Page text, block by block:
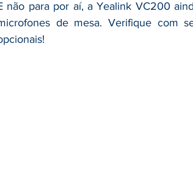
não para por aí, a Yealink VC200
de mesa. Verifique com